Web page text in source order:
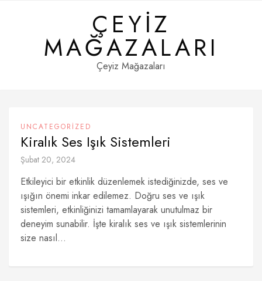
ÇEYIZ
MAĞAZALARI
Çeyiz Mağazaları
UNCATEGORIZED
Kiralık Ses Işık Sistemleri
Şubat 20, 2024
Etkileyici bir etkinlik düzenlemek istediğinizde, ses ve
ışığın önemi inkar edilemez. Doğru ses ve ışık
sistemleri, etkinliğinizi tamamlayarak unutulmaz bir
deneyim sunabilir. İşte kiralık ses ve ışık sistemlerinin
size nasıl...